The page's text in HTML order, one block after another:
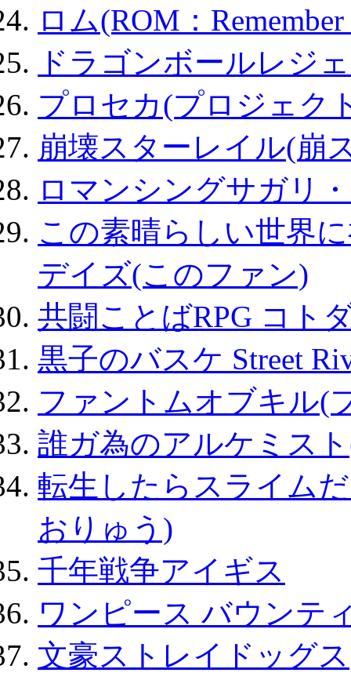
ロム(ROM：
ドラゴンボールレジ
プロセカ(プロジェク
崩壊スターレイル(崩
ロマンシングサガリ
この素晴らしい世界
デイズ(このファン)
共闘ことばRPG コト
黒子のバスケ Street
ファントムオブキル(
誰ガ為のアルケミス
転生したらスライム
おりゅう)
千年戦争アイギス
ワンピース バウンテ
文豪ストレイドッグス